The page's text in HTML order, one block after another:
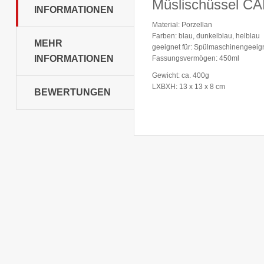
INFORMATIONEN
MEHR
INFORMATIONEN
BEWERTUNGEN
Müslischüssel
Material: Porzellan
Farben: blau, dunkelblau, helblau
geeignet für:
Fassungsvermögen: 450ml
Gewicht: ca. 400g
LXBXH: 13 x 13 x 8 cm